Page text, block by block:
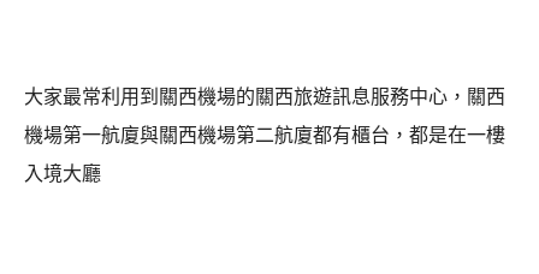
大家最常利用到關西機場的關西旅遊訊息服務中心，關西
機場第一航廈與關西機場第二航廈都有櫃台，都是在一樓
入境大廳